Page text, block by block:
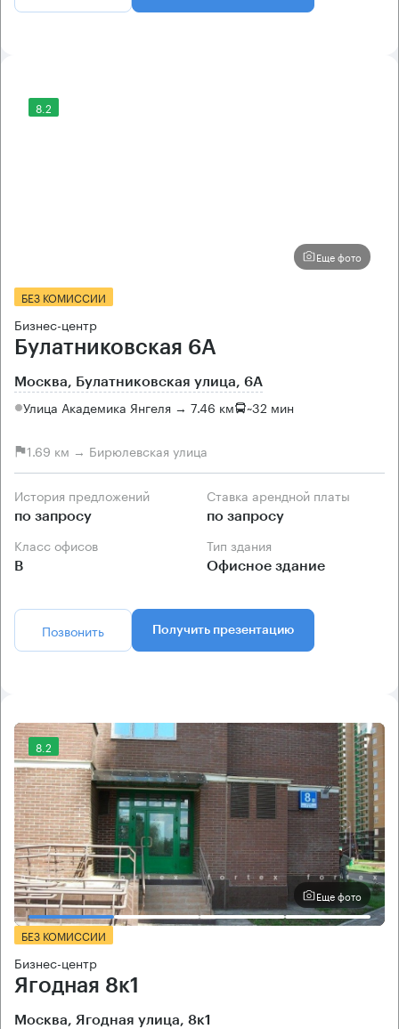
8.2
Еще фото
БЕЗ КОМИССИИ
Бизнес-центр
Булатниковская 6А
Москва, Булатниковская улица, 6А
Улица Академика Янгеля → 7.46 км ~32 мин
1.69 км → Бирюлевская улица
История предложений
по запросу
Ставка арендной платы
по запросу
Класс офисов
B
Тип здания
Офисное здание
Позвонить Получить презентацию
8.2
Еще фото
БЕЗ КОМИССИИ
Бизнес-центр
Ягодная 8к1
Москва, Ягодная улица, 8к1